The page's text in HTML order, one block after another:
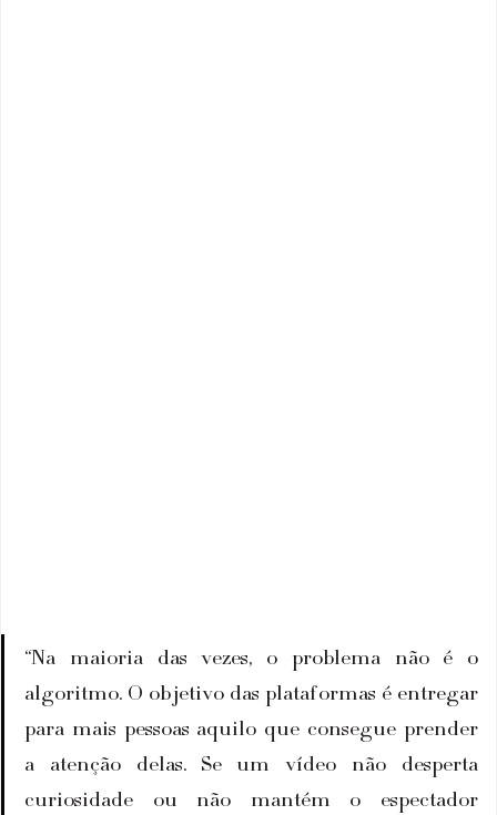
“Na maioria das vezes, o problema não é o
algoritmo. O objetivo das plataformas é entregar
para mais pessoas aquilo que consegue prender
a atenção delas. Se um vídeo não desperta
curiosidade ou não mantém o espectador